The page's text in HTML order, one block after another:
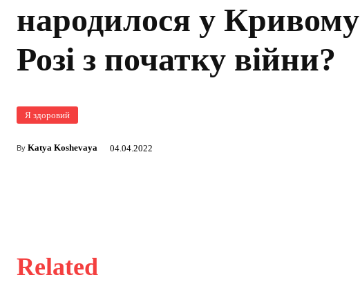
народилося у Кривому
Розі з початку війни?
Я здоровий
By Katya Koshevaya 04.04.2022
Related